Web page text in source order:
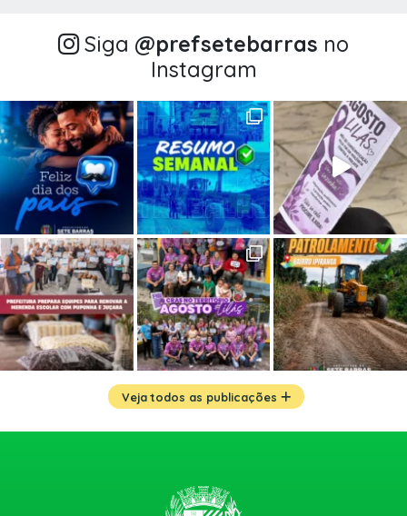
Siga @‌prefsetebarras no
Instagram
Veja todos as publicações